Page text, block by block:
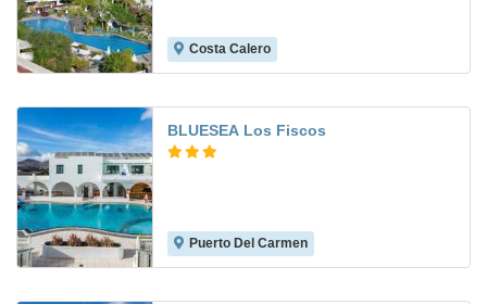
Costa Calero
BLUESEA Los Fiscos
Puerto Del Carmen